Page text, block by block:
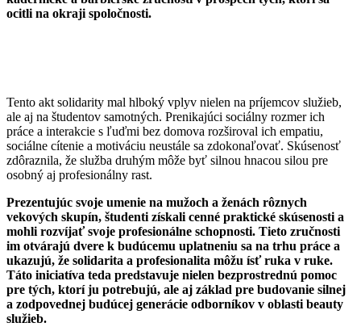
ocitli na okraji spoločnosti.
Tento akt solidarity mal hlboký vplyv nielen na príjemcov služieb,
ale aj na študentov samotných. Prenikajúci sociálny rozmer ich
práce a interakcie s ľuďmi bez domova rozširoval ich empatiu,
sociálne cítenie a motiváciu neustále sa zdokonaľovať. Skúsenosť
zdôraznila, že služba druhým môže byť silnou hnacou silou pre
osobný aj profesionálny rast.
Prezentujúc svoje umenie na mužoch a ženách rôznych
vekových skupín, študenti získali cenné praktické skúsenosti a
mohli rozvíjať svoje profesionálne schopnosti. Tieto zručnosti
im otvárajú dvere k budúcemu uplatneniu sa na trhu práce a
ukazujú, že solidarita a profesionalita môžu ísť ruka v ruke.
Táto iniciatíva teda predstavuje nielen bezprostrednú pomoc
pre tých, ktorí ju potrebujú, ale aj základ pre budovanie silnej
a zodpovednej budúcej generácie odborníkov v oblasti beauty
služieb.